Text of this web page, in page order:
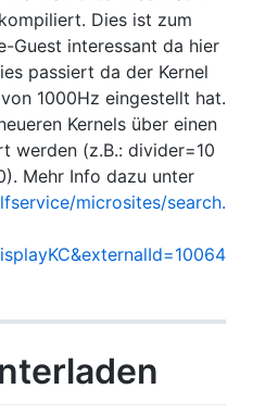
Dies ist zum
Guest interessant da hier
passiert da der Kernel
1000Hz eingestellt hat.
Kernels über einen
werden (z.B.: divider=10
Mehr Info dazu unter
microsites/search.